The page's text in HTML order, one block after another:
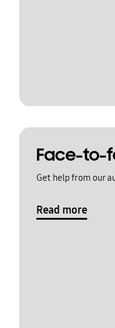
Face-to-
Get help from our
Read more